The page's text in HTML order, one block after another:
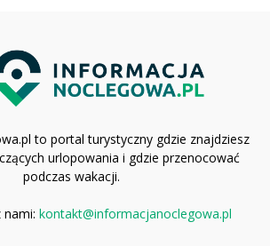
to portal turystyczny gdzie znajdziesz
urlopowania i gdzie przenocować
podczas wakacji.
nami: kontakt@informacjanoclegowa.pl